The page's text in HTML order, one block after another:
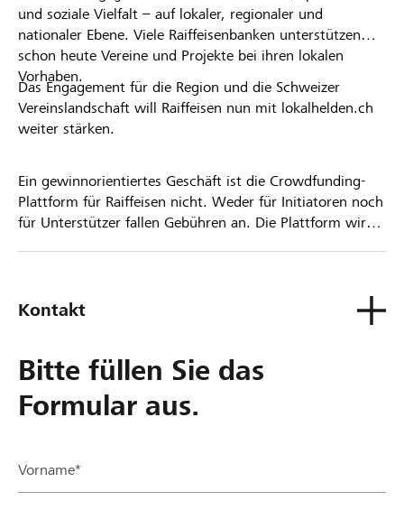
und soziale Vielfalt – auf lokaler, regionaler und
nationaler Ebene. Viele Raiffeisenbanken unterstützen
schon heute Vereine und Projekte bei ihren lokalen
Vorhaben.
Das Engagement für die Region und die Schweizer
Vereinslandschaft will Raiffeisen nun mit lokalhelden.ch
weiter stärken.
Ein gewinnorientiertes Geschäft ist die Crowdfunding-
Plattform für Raiffeisen nicht. Weder für Initiatoren noch
für Unterstützer fallen Gebühren an. Die Plattform wird
Kontakt
Bitte füllen Sie das
Formular aus.
Vorname*